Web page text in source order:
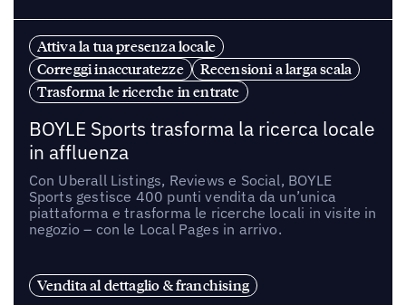
Attiva la tua presenza locale
Correggi inaccuratezze
Recensioni a larga scala
Trasforma le ricerche in entrate
BOYLE Sports trasforma la ricerca locale
in affluenza
Con Uberall Listings, Reviews e Social, BOYLE
Sports gestisce 400 punti vendita da un’unica
piattaforma e trasforma le ricerche locali in visite in
negozio – con le Local Pages in arrivo.
Vendita al dettaglio & franchising